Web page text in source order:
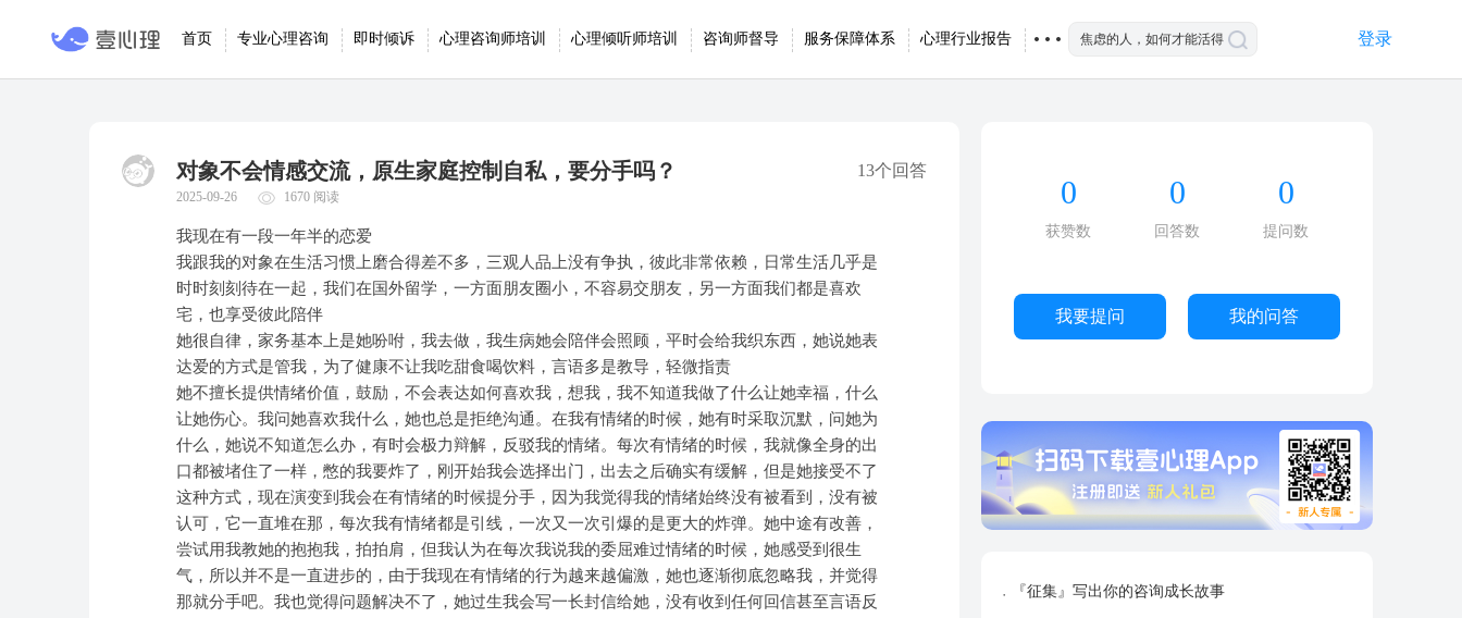
首页 专业心理咨询 即时倾诉 心理咨询师培训 心理倾听师培训 咨询师督导 服务保障体系 心理行业报告 登录
对象不会情感交流，原生家庭控制自私，要分手吗？ 13个回答
2025-09-26 1670 阅读
我现在有一段一年半的恋爱
我跟我的对象在生活习惯上磨合得差不多，三观人品上没有争执，彼此非常依赖，日常生活几乎是
时时刻刻待在一起，我们在国外留学，一方面朋友圈小，不容易交朋友，另一方面我们都是喜欢
宅，也享受彼此陪伴
她很自律，家务基本上是她吩咐，我去做，我生病她会陪伴会照顾，平时会给我织东西，她说她表
达爱的方式是管我，为了健康不让我吃甜食喝饮料，言语多是教导，轻微指责
她不擅长提供情绪价值，鼓励，不会表达如何喜欢我，想我，我不知道我做了什么让她幸福，什么
让她伤心。我问她喜欢我什么，她也总是拒绝沟通。在我有情绪的时候，她有时采取沉默，问她为
什么，她说不知道怎么办，有时会极力辩解，反驳我的情绪。每次有情绪的时候，我就像全身的出
口都被堵住了一样，憋的我要炸了，刚开始我会选择出门，出去之后确实有缓解，但是她接受不了
这种方式，现在演变到我会在有情绪的时候提分手，因为我觉得我的情绪始终没有被看到，没有被
认可，它一直堆在那，每次我有情绪都是引线，一次又一次引爆的是更大的炸弹。她中途有改善，
尝试用我教她的抱抱我，拍拍肩，但我认为在每次我说我的委屈难过情绪的时候，她感受到很生
气，所以并不是一直进步的，由于我现在有情绪的行为越来越偏激，她也逐渐彻底忽略我，并觉得
那就分手吧。我也觉得问题解决不了，她过生我会写一长封信给她，没有收到任何回信甚至言语反
0
获赞数
0
回答数
0
提问数
我要提问 我的问答
『征集』写出你的咨询成长故事